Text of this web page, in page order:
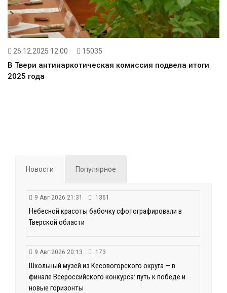
26.12.2025 12:00 15035
В Твери антинаркотическая комиссия подвела итоги
2025 года
Новости Популярное
9 Авг 2026 21:31 1361
Небесной красоты бабочку сфотографировали в
Тверской области
9 Авг 2026 20:13 173
Школьный музей из Кесовогорского округа — в
финале Всероссийского конкурса: путь к победе и
новые горизонты